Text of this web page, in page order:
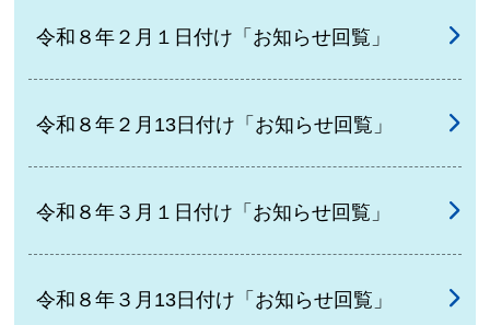
令和８年２月１日付け「お知らせ回覧」
令和８年２月13日付け「お知らせ回覧」
令和８年３月１日付け「お知らせ回覧」
令和８年３月13日付け「お知らせ回覧」